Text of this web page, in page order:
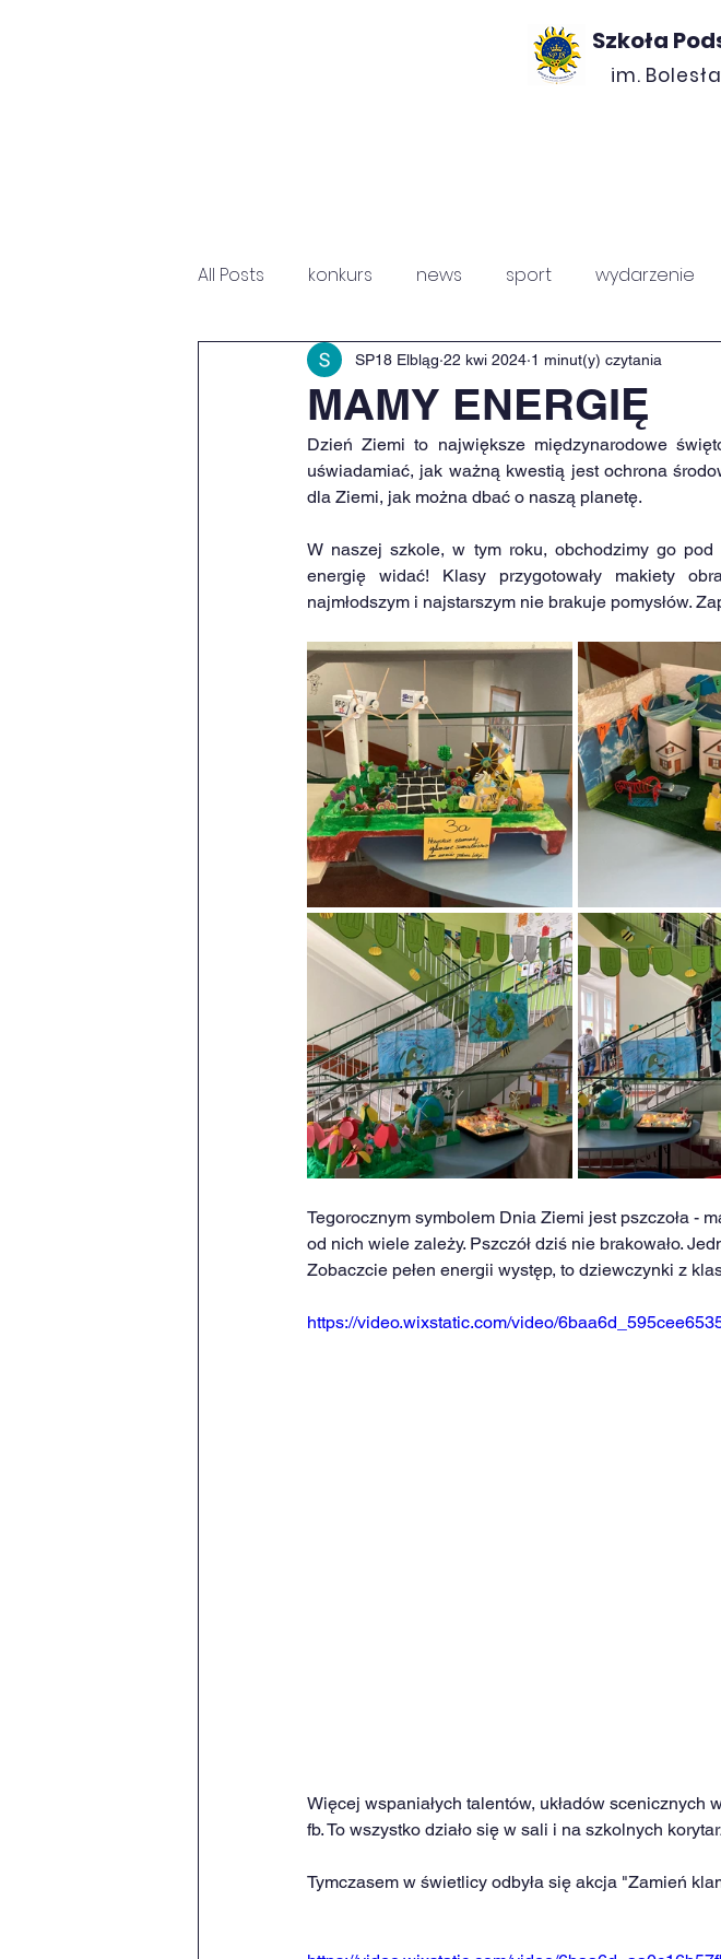
Szkoła
im.
All Posts konkurs news sport wydarzenie
Fundacja Św. Mikołaja SzPZ Chrobry
MAMY ENERGIĘ
SP18 Elbląg 22 kwi 2024 1 minut(y) czytania
Dzień Ziemi to największe międzynarodowe
uświadamiać, jak ważną kwestią jest ochrona
dla Ziemi, jak można dbać o naszą planetę.
W naszej szkole, w tym roku, obchodzimy go pod
energię widać! Klasy przygotowały makiety
najmłodszym i najstarszym nie brakuje pomysłów.
Tegorocznym symbolem Dnia Ziemi jest pszczoła -
od nich wiele zależy. Pszczół dziś nie brakowało.
Zobaczcie pełen energii występ, to dziewczynki z
https://video.wixstatic.com/video/
Więcej wspaniałych talentów, układów
fb. To wszystko działo się w sali i na szkolnych
Tymczasem w świetlicy odbyła się akcja "Zamień